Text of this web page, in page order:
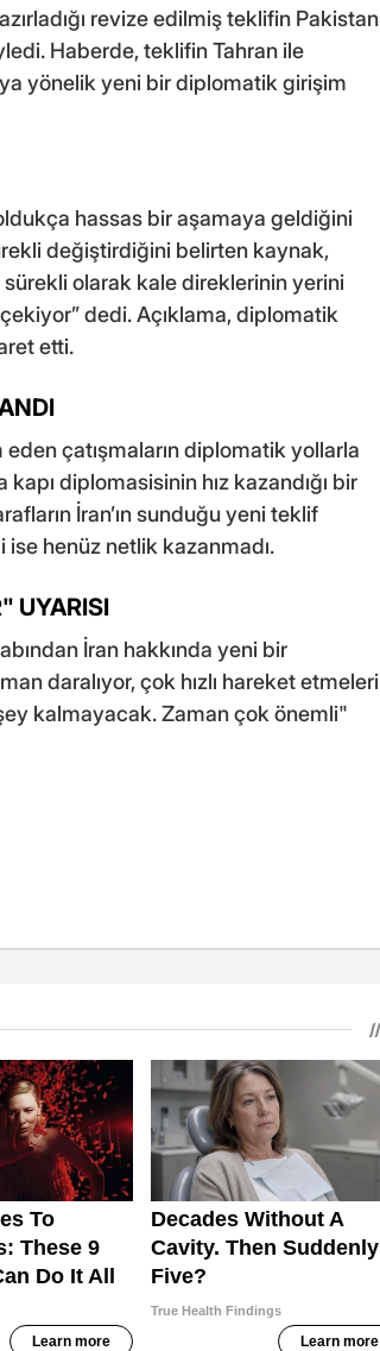
revize edilmiş teklifin Pakistan
Haberde, teklifin Tahran ile
yönelik yeni bir diplomatik girişim
hassas bir aşamaya geldiğini
değiştirdiğini belirten kaynak,
olarak kale direklerinin yerini
dedi. Açıklama, diplomatik
etti.
çatışmaların diplomatik yollarla
diplomasisinin hız kazandığı bir
İran’ın sunduğu yeni teklif
ise henüz netlik kazanmadı.
UYARISI
İran hakkında yeni bir
daralıyor, çok hızlı hareket etmeleri
kalmayacak. Zaman çok önemli"